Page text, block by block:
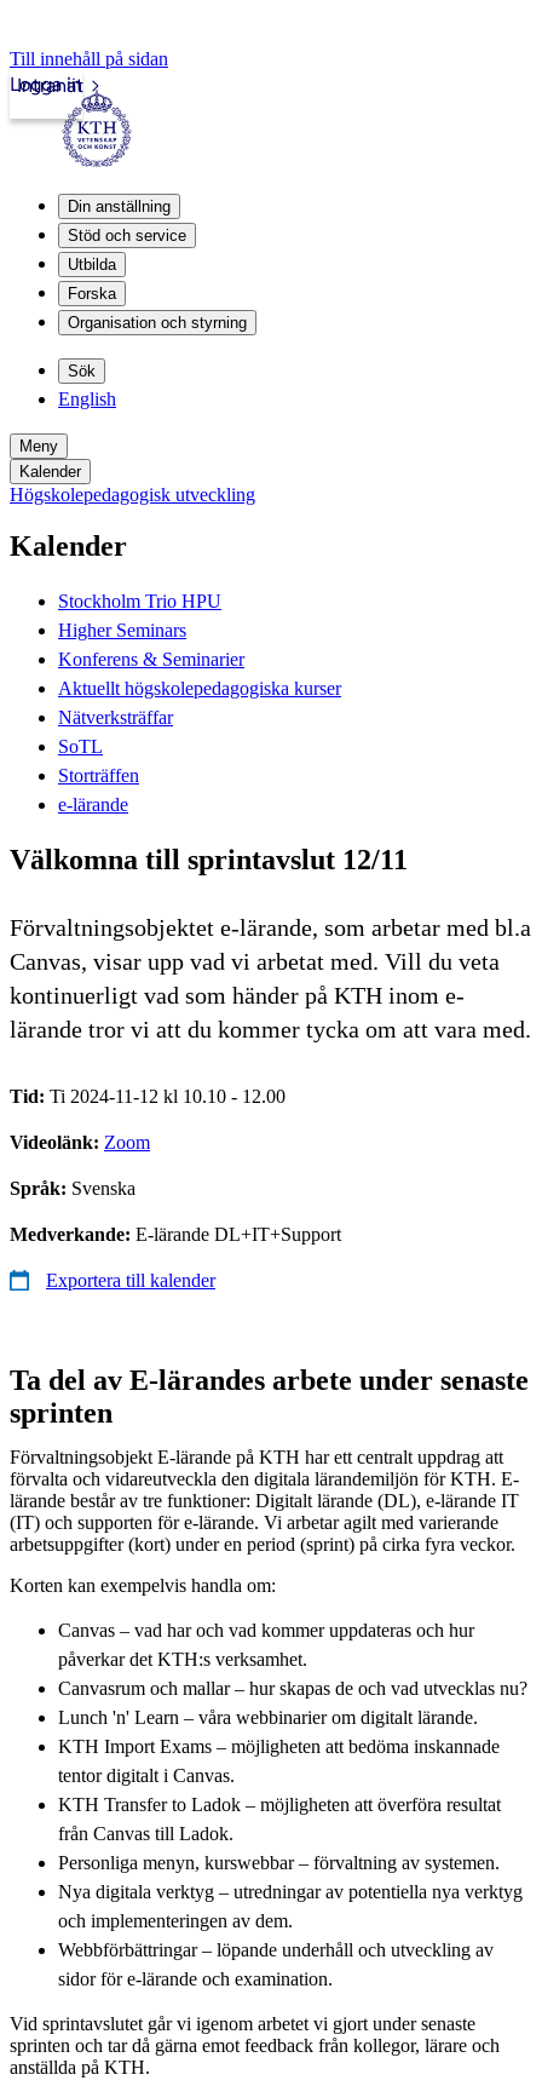
Till innehåll på sidan
Intranät
Logga in
Din anställning
Stöd och service
Utbilda
Forska
Organisation och styrning
Sök
English
Meny
Kalender
Högskolepedagogisk utveckling
Kalender
Stockholm Trio HPU
Higher Seminars
Konferens & Seminarier
Aktuellt högskolepedagogiska kurser
Nätverksträffar
SoTL
Storträffen
e-lärande
Välkomna till sprintavslut 12/11
Förvaltningsobjektet e-lärande, som arbetar med bl.a
Canvas, visar upp vad vi arbetat med. Vill du veta
kontinuerligt vad som händer på KTH inom e-
lärande tror vi att du kommer tycka om att vara med.
Tid: Ti 2024-11-12 kl 10.10 - 12.00
Videolänk: Zoom
Språk: Svenska
Medverkande: E-lärande DL+IT+Support
Exportera till kalender
Ta del av E-lärandes arbete under senaste
sprinten
Förvaltningsobjekt E-lärande på KTH har ett centralt uppdrag att
förvalta och vidareutveckla den digitala lärandemiljön för KTH. E-
lärande består av tre funktioner: Digitalt lärande (DL), e-lärande IT
(IT) och supporten för e-lärande. Vi arbetar agilt med varierande
arbetsuppgifter (kort) under en period (sprint) på cirka fyra veckor.
Korten kan exempelvis handla om:
Canvas – vad har och vad kommer uppdateras och hur
påverkar det KTH:s verksamhet.
Canvasrum och mallar – hur skapas de och vad utvecklas nu?
Lunch 'n' Learn – våra webbinarier om digitalt lärande.
KTH Import Exams – möjligheten att bedöma inskannade
tentor digitalt i Canvas.
KTH Transfer to Ladok – möjligheten att överföra resultat
från Canvas till Ladok.
Personliga menyn, kurswebbar – förvaltning av systemen.
Nya digitala verktyg – utredningar av potentiella nya verktyg
och implementeringen av dem.
Webbförbättringar – löpande underhåll och utveckling av
sidor för e-lärande och examination.
Vid sprintavslutet går vi igenom arbetet vi gjort under senaste
sprinten och tar då gärna emot feedback från kollegor, lärare och
anställda på KTH.